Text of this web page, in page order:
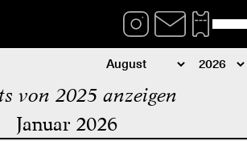
von 2025 anzeigen
Januar 2026